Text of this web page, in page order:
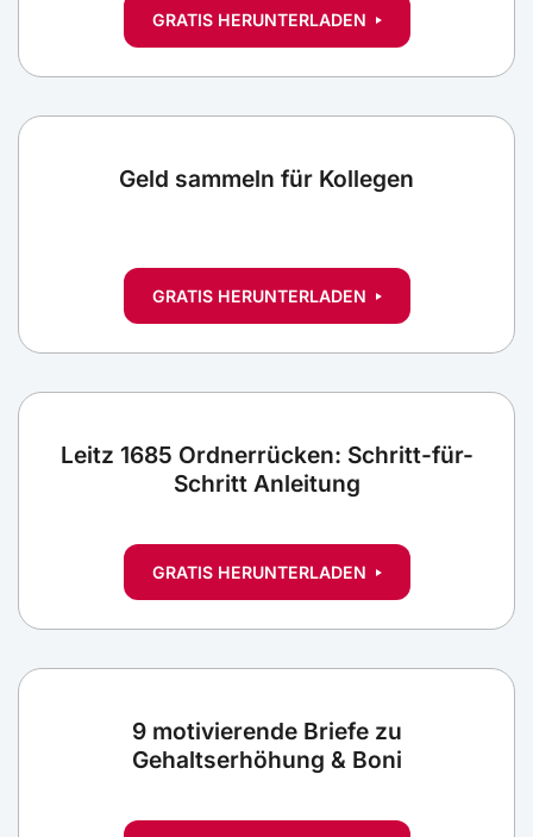
GRATIS HERUNTERLADEN
Geld sammeln für Kollegen
GRATIS HERUNTERLADEN
Leitz 1685 Ordnerrücken: Schritt-für-
Schritt Anleitung
GRATIS HERUNTERLADEN
9 motivierende Briefe zu
Gehaltserhöhung & Boni